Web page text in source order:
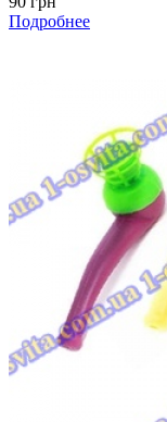
Подробнее